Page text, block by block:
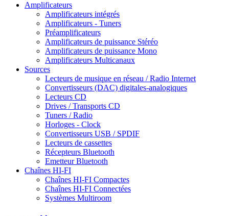
Amplificateurs
Amplificateurs intégrés
Amplificateurs - Tuners
Préamplificateurs
Amplificateurs de puissance Stéréo
Amplificateurs de puissance Mono
Amplificateurs Multicanaux
Sources
Lecteurs de musique en réseau / Radio Internet
Convertisseurs (DAC) digitales-analogiques
Lecteurs CD
Drives / Transports CD
Tuners / Radio
Horloges - Clock
Convertisseurs USB / SPDIF
Lecteurs de cassettes
Récepteurs Bluetooth
Emetteur Bluetooth
Chaînes HI-FI
Chaînes HI-FI Compactes
Chaînes HI-FI Connectées
Systèmes Multiroom